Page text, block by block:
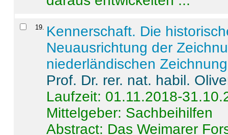
19
Kennerschaft. Die
Neuausrichtung der
niederländischen
Prof. Dr. rer. nat. habil.
Laufzeit: 01.11.2018-
Mittelgeber: Sachbeihilfen
Abstract: Das Weimarer